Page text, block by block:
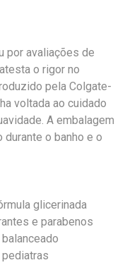
por avaliações de
o rigor no
pela Colgate-
voltada ao cuidado
A embalagem
o banho e o
glicerinada
e parabenos